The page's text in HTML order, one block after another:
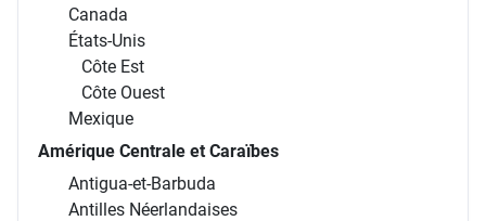
Canada
États-Unis
Côte Est
Côte Ouest
Mexique
Amérique Centrale et Caraïbes
Antigua-et-Barbuda
Antilles Néerlandaises